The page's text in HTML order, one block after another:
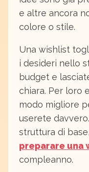
e altre ancora
colore o stile.
Una wishlist
i desideri nello
budget e
chiara. Per loro
modo migliore
userete
struttura di
preparare una
compleanno.